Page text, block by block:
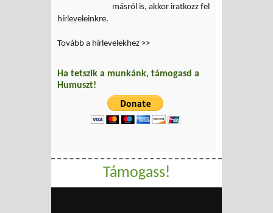
másról is, akkor iratkozz fel
hírleveleinkre.
Tovább a hírlevelekhez >>
Ha tetszik a munkánk, támogasd a
Humuszt!
Támogass!